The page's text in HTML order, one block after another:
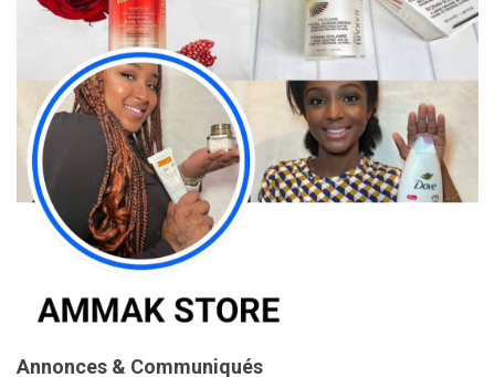
Annonces & Communiqués